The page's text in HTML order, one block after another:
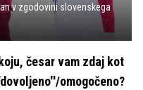
v zgodovini slovenskega
česar vam zdaj kot
omogočeno?